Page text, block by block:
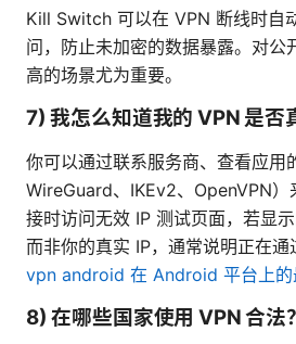
Kill Switch 可以在 VPN 断线时自
问，防止未加密的数据暴露。对公
高的场景尤为重要。
7) 我怎么知道我的 VPN 是否
你可以通过联系服务商、查看应用
WireGuard、IKEv2、OpenVPN）
接时访问无效 IP 测试页面，若显
而非你的真实 IP，通常说明正在通
vpn android 在 Android 平台上的
8) 在哪些国家使用 VPN 合法？